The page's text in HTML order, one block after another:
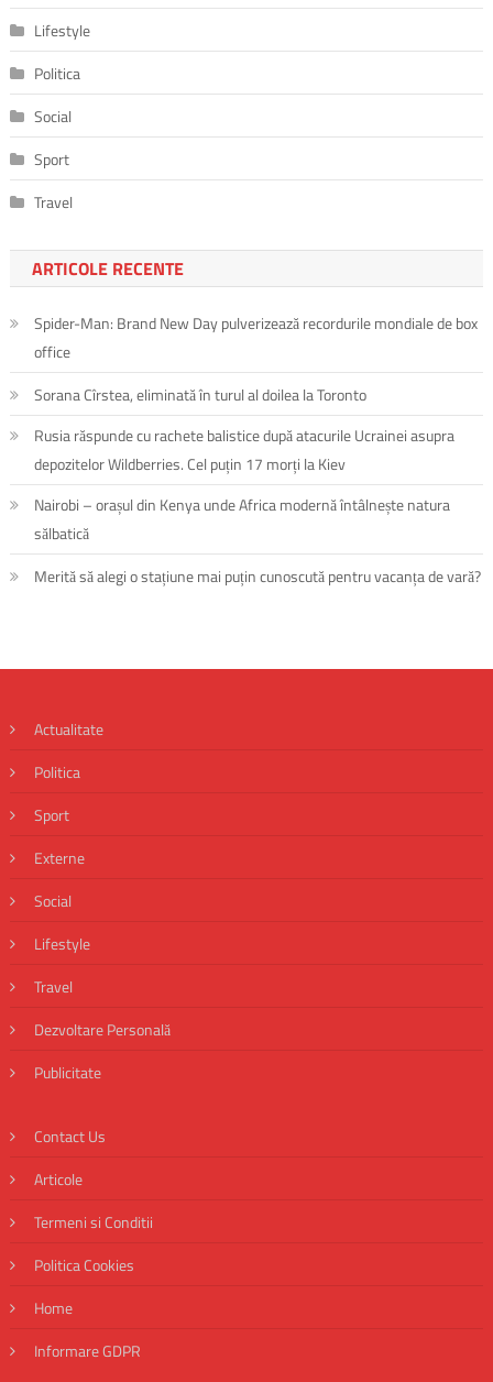
Lifestyle
Politica
Social
Sport
Travel
ARTICOLE RECENTE
Spider-Man: Brand New Day pulverizează recordurile mondiale de box
office
Sorana Cîrstea, eliminată în turul al doilea la Toronto
Rusia răspunde cu rachete balistice după atacurile Ucrainei asupra
depozitelor Wildberries. Cel puțin 17 morți la Kiev
Nairobi – orașul din Kenya unde Africa modernă întâlnește natura
sălbatică
Merită să alegi o stațiune mai puțin cunoscută pentru vacanța de vară?
Actualitate
Politica
Sport
Externe
Social
Lifestyle
Travel
Dezvoltare Personală
Publicitate
Contact Us
Articole
Termeni si Conditii
Politica Cookies
Home
Informare GDPR